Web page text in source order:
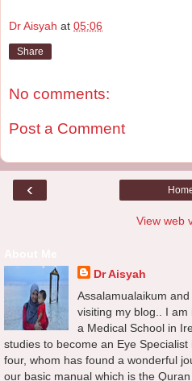
Dr Aisyah at 05:06
Share
No comments:
Post a Comment
‹
View web
Dr Aisyah
Assalamualaikum
visiting my blog.. I
a Medical School in
studies to become an Eye
four, whom has found a wonderful
our basic manual which is the